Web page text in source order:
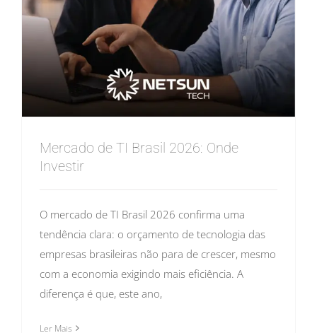
Mercado de TI Brasil 2026: Onde
Investir
O mercado de TI Brasil 2026 confirma uma
tendência clara: o orçamento de tecnologia das
empresas brasileiras não para de crescer, mesmo
com a economia exigindo mais eficiência. A
diferença é que, este ano,
Ler Mais